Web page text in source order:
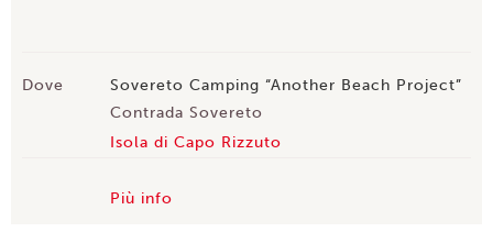
Dove
Sovereto Camping “Another Beach Project”
Contrada Sovereto
Isola di Capo Rizzuto
Più info